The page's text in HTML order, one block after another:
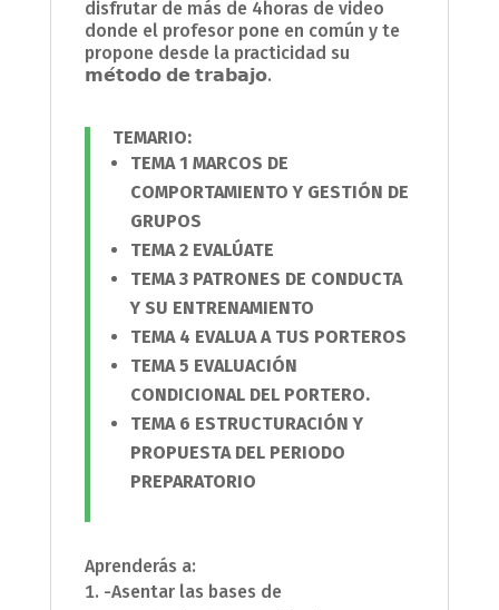
disfrutar de más de 4horas de video
donde el profesor pone en común y te
propone desde la practicidad su
𝗺𝗲́𝘁𝗼𝗱𝗼 𝗱𝗲 𝘁𝗿𝗮𝗯𝗮𝗷𝗼.
TEMARIO:
TEMA 1 MARCOS DE
COMPORTAMIENTO Y GESTIÓN DE
GRUPOS
TEMA 2 EVALÚATE
TEMA 3 PATRONES DE CONDUCTA
Y SU ENTRENAMIENTO
TEMA 4 EVALUA A TUS PORTEROS
TEMA 5 EVALUACIÓN
CONDICIONAL DEL PORTERO.
TEMA 6 ESTRUCTURACIÓN Y
PROPUESTA DEL PERIODO
PREPARATORIO
Aprenderás a:
-Asentar las bases de